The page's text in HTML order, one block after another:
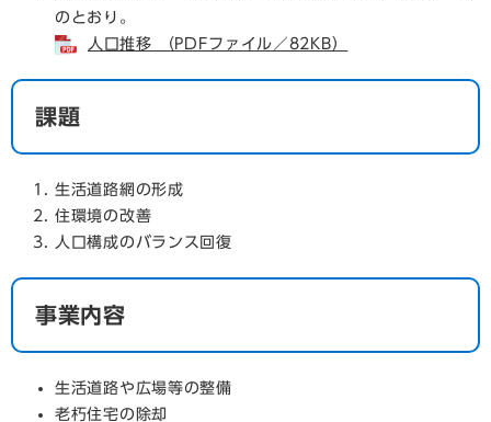
のとおり。
人口推移 （PDFファイル／82KB）
課題
生活道路網の形成
住環境の改善
人口構成のバランス回復
事業内容
生活道路や広場等の整備
老朽住宅の除却